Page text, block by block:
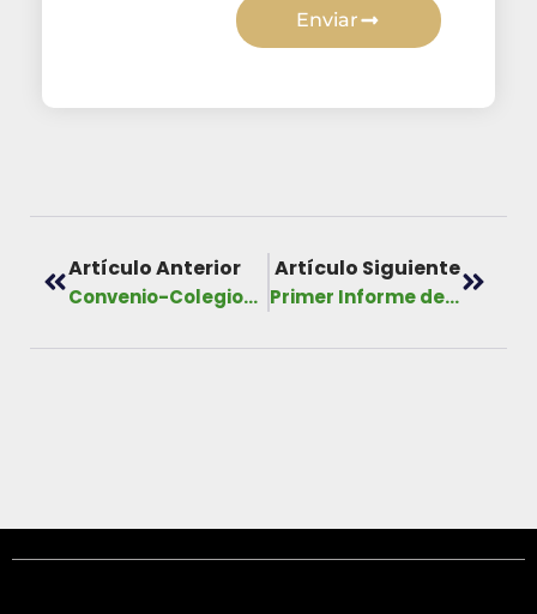
Enviar
Artículo Anterior
Convenio-Colegio de Ingenieros Forestales de Panamá, 2017-2022
Artículo Siguiente
Primer Informe de Actualización Bienal de Panamá ante la CMNUCC, año 2017